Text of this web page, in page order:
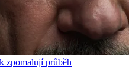
zpomalují průběh